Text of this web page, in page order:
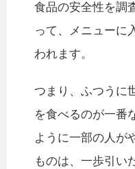
食品の安全性を調
って、メニューに
われます。
つまり、ふつうに
を食べるのが一番
ように一部の人が
ものは、一歩引い